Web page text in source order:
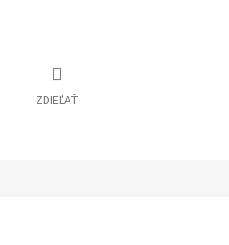
ZDIEĽAŤ